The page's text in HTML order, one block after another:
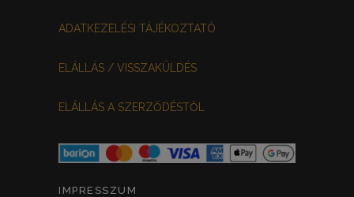
ADATKEZELÉSI TÁJÉKOZTATÓ
ELÁLLÁS / VISSZAKÜLDÉS
ELÁLLÁS A SZERZŐDÉSTŐL
IMPRESSZUM